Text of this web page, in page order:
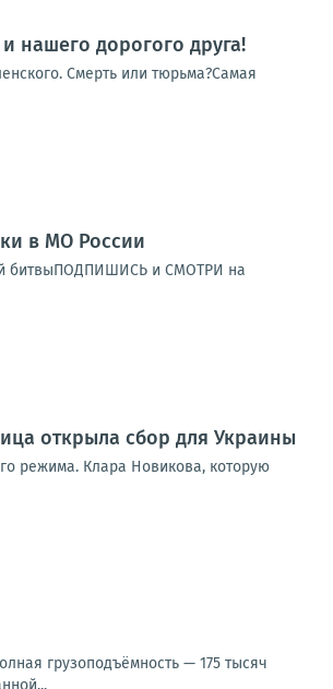
нашего дорогого друга!
Смерть или тюрьма?Самая
в МО России
битвыПОДПИШИСЬ и СМОТРИ на
открыла сбор для Украины
режима. Клара Новикова, которую
грузоподъёмность — 175 тысяч